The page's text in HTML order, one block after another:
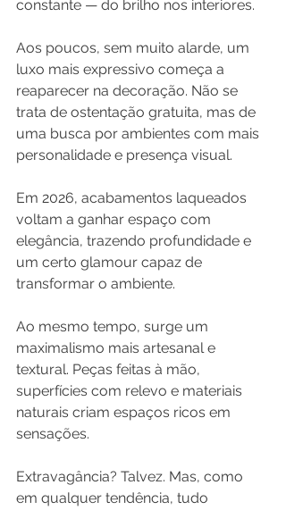
constante — do brilho nos interiores.
Aos poucos, sem muito alarde, um
luxo mais expressivo começa a
reaparecer na decoração. Não se
trata de ostentação gratuita, mas de
uma busca por ambientes com mais
personalidade e presença visual.
Em 2026, acabamentos laqueados
voltam a ganhar espaço com
elegância, trazendo profundidade e
um certo glamour capaz de
transformar o ambiente.
Ao mesmo tempo, surge um
maximalismo mais artesanal e
textural. Peças feitas à mão,
superfícies com relevo e materiais
naturais criam espaços ricos em
sensações.
Extravagância? Talvez. Mas, como
em qualquer tendência, tudo